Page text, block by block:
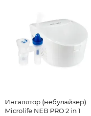
Ингалятор (небулайзер)
Microlife NEB PRO 2 in 1